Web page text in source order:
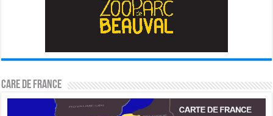
CARE DE FRANCE